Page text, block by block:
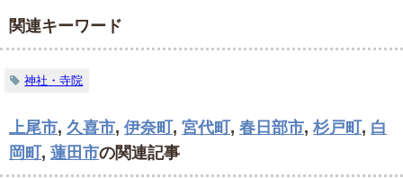
関連キーワード
神社・寺院
上尾市, 久喜市, 伊奈町 , 宮代町 , 春日部市, 杉戸町 , 白
岡町 , 蓮田市の関連記事